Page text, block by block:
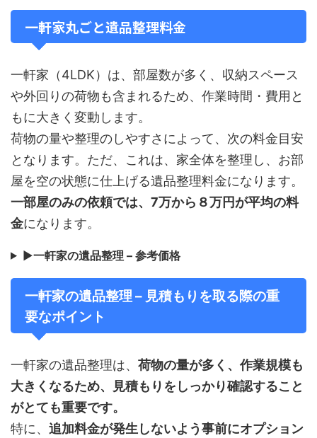
一軒家丸ごと遺品整理料金
一軒家（4LDK）は、部屋数が多く、収納スペース
や外回りの荷物も含まれるため、作業時間・費用と
もに大きく変動します。
荷物の量や整理のしやすさによって、次の料金目安
となります。ただ、これは、家全体を整理し、お部
屋を空の状態に仕上げる遺品整理料金になります。
一部屋のみの依頼では、7万から８万円が平均の料
金になります。
▶一軒家の遺品整理 – 参考価格
一軒家の遺品整理 – 見積もりを取る際の重
要なポイント
一軒家の遺品整理は、 荷物の量が多く、作業規模も
大きくなるため、見積もりをしっかり確認すること
がとても重要です。
特に、 追加料金が発生しないよう事前にオプション